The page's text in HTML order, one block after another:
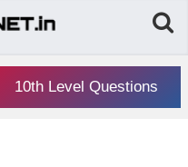
10th Level Questions